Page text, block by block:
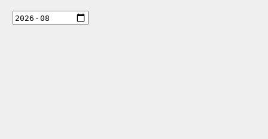
aktiviteter